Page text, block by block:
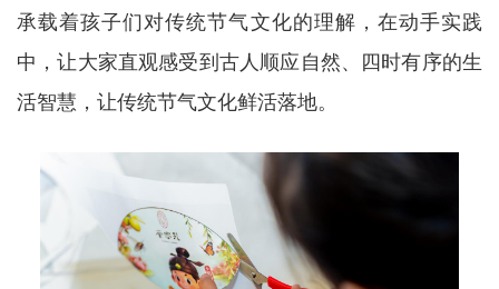
承载着孩子们对传统节气文化的理解，在动手实践
中，让大家直观感受到古人顺应自然、四时有序的生
活智慧，让传统节气文化鲜活落地。